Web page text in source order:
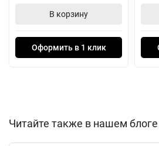
Подключение всего — не проблема.
доступ к любой периферии. Вы
Корпус из алюминия в уникальном
В корзину
Оформить в 1 клик
Читайте также в нашем блоге